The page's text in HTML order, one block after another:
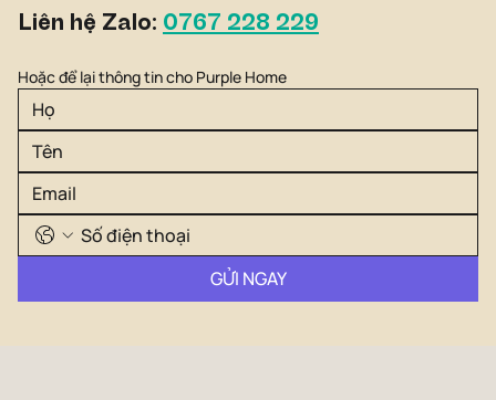
Liên hệ Zalo: 0767 228 229
Hoặc để lại thông tin cho Purple Home
GỬI NGAY